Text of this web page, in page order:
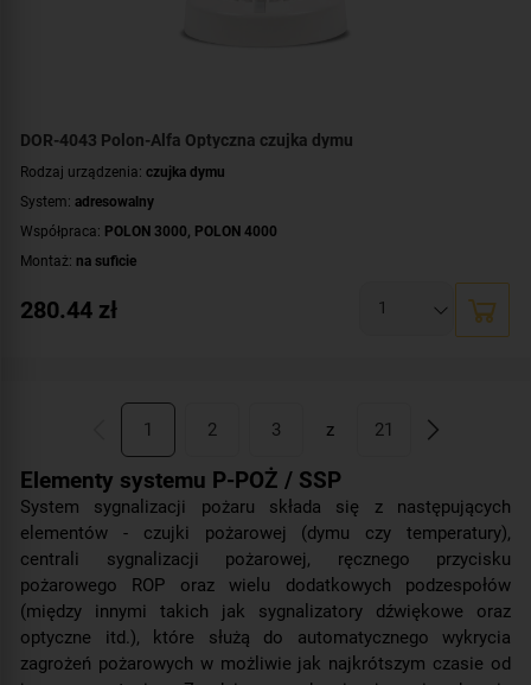
DOR-4043 Polon-Alfa Optyczna czujka dymu
Rodzaj urządzenia: czujka dymu
System: adresowalny
Współpraca: POLON 3000 POLON 4000
Montaż: na suficie
280.44 zł
1 2 3 z 21
Elementy systemu P-POŻ / SSP
System sygnalizacji pożaru składa się z następujących
elementów - czujki pożarowej (dymu czy temperatury),
centrali sygnalizacji pożarowej, ręcznego przycisku
pożarowego ROP oraz wielu dodatkowych podzespołów
(między innymi takich jak sygnalizatory dźwiękowe oraz
optyczne itd.), które służą do automatycznego wykrycia
zagrożeń pożarowych w możliwie jak najkrótszym czasie od